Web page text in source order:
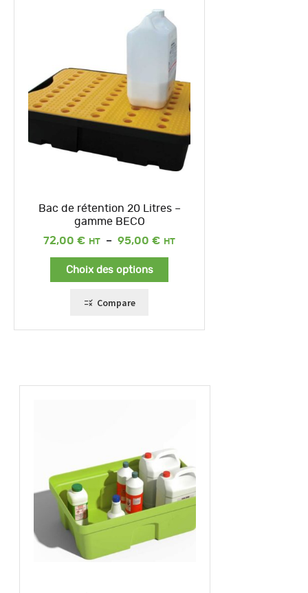
Bac de rétention 20 Litres –
gamme BECO
72,00 € – 95,00 €
Plage
Choix des options
Compare